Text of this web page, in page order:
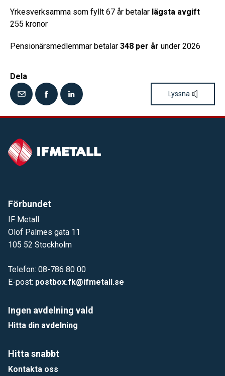
Yrkesverksamma som fyllt 67 år betalar lägsta avgift
255 kronor
Pensionärsmedlemmar betalar 348 per år under 2026
Dela
Lyssna
Förbundet
IF Metall
Olof Palmes gata 11
105 52 Stockholm
Telefon: 08-786 80 00
E-post: postbox.fk@ifmetall.se
Ingen avdelning vald
Hitta din avdelning
Hitta snabbt
Kontakta oss